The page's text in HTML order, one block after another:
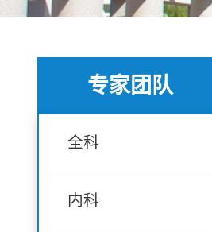
专家团队
全科
内科